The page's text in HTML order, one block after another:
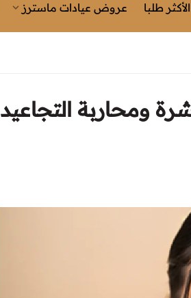
طلبا عروض عيادات ماسترز
ومحاربة التجاعيد